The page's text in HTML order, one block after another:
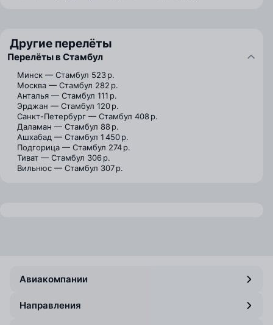
Другие перелёты
Перелёты в Стамбул
Минск — Стамбул 523 р.
Москва — Стамбул 282 р.
Анталья — Стамбул 111 р.
Эрджан — Стамбул 120 р.
Санкт-Петербург — Стамбул 408 р.
Даламан — Стамбул 88 р.
Ашхабад — Стамбул 1 450 р.
Подгорица — Стамбул 274 р.
Тиват — Стамбул 306 р.
Вильнюс — Стамбул 307 р.
Авиакомпании
Направления